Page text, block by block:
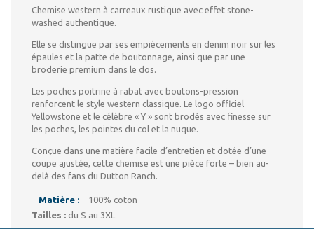
Chemise western à carreaux rustique avec effet stone-
washed authentique.
Elle se distingue par ses empiècements en denim noir sur les
épaules et la patte de boutonnage, ainsi que par une
broderie premium dans le dos.
Les poches poitrine à rabat avec boutons-pression
renforcent le style western classique. Le logo officiel
Yellowstone et le célèbre « Y » sont brodés avec finesse sur
les poches, les pointes du col et la nuque.
Conçue dans une matière facile d’entretien et dotée d’une
coupe ajustée, cette chemise est une pièce forte – bien au-
delà des fans du Dutton Ranch.
Matière :
100% coton
Tailles : du S au 3XL